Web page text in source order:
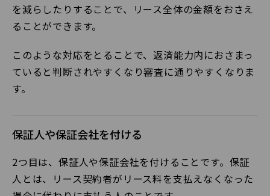
を減らしたりすることで、リース全体の金額をおさえ
ることができます。
このような対応をとることで、返済能力内におさまっ
ていると判断されやすくなり審査に通りやすくなりま
す。
保証人や保証会社を付ける
2つ目は、保証人や保証会社を付けることです。保証
人とは、リース契約者がリース料を支払えなくなった